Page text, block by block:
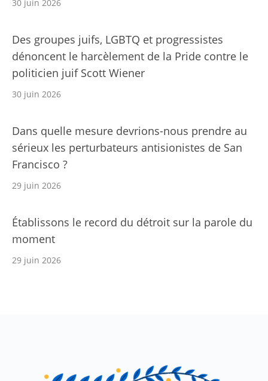
30 juin 2026
Des groupes juifs, LGBTQ et progressistes
dénoncent le harcèlement de la Pride contre le
politicien juif Scott Wiener
30 juin 2026
Dans quelle mesure devrions-nous prendre au
sérieux les perturbateurs antisionistes de San
Francisco ?
29 juin 2026
Établissons le record du détroit sur la parole du
moment
29 juin 2026